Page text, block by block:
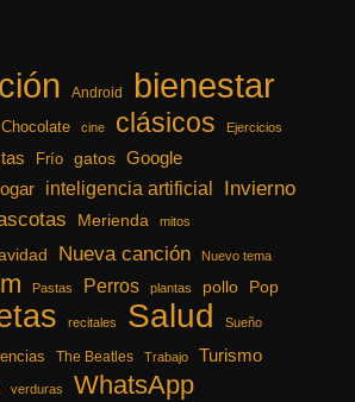
Android bienestar
Chocolate cine clásicos Ejercicios
Frío gatos Google
inteligencia artificial Invierno
Merienda mitos
Nueva canción Nuevo tema
Pastas Perros plantas pollo
Pop
recitales Salud Sueño
The Beatles Trabajo Turismo
verduras WhatsApp